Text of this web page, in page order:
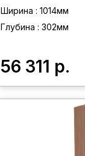
Ширина : 1014мм
Глубина : 302мм
56 311 р.